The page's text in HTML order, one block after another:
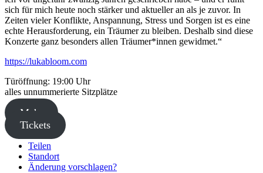
sich für mich heute noch stärker und aktueller an als je zuvor. In
Zeiten vieler Konflikte, Anspannung, Stress und Sorgen ist es eine
echte Herausforderung, ein Träumer zu bleiben. Deshalb sind diese
Konzerte ganz besonders allen Träumer*innen gewidmet.“
https://lukabloom.com
Türöffnung: 19:00 Uhr
alles unnummerierte Sitzplätze
Mehr
Tickets
Teilen
Standort
Änderung vorschlagen?